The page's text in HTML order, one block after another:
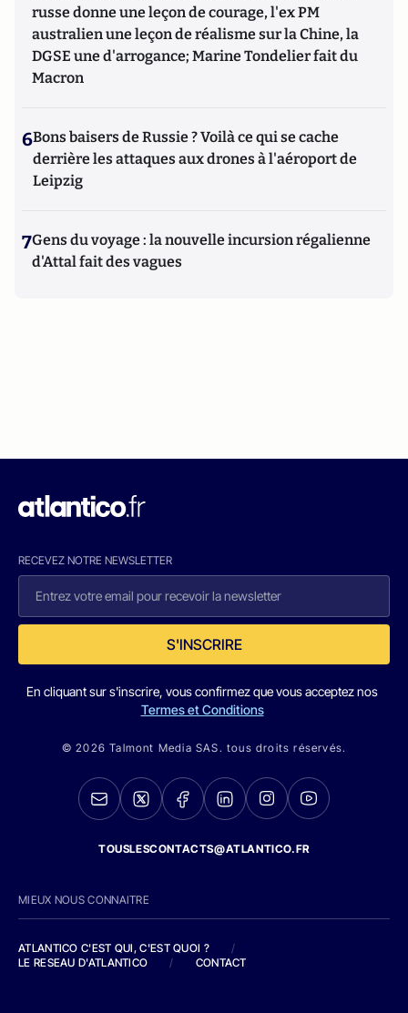
russe donne une leçon de courage, l'ex PM
australien une leçon de réalisme sur la Chine, la
DGSE une d'arrogance; Marine Tondelier fait du
Macron
6Bons baisers de Russie ? Voilà ce qui se cache
derrière les attaques aux drones à l'aéroport de
Leipzig
7Gens du voyage : la nouvelle incursion régalienne
d'Attal fait des vagues
RECEVEZ NOTRE NEWSLETTER
S'INSCRIRE
En cliquant sur s'inscrire, vous confirmez que vous acceptez nos
Termes et Conditions
© 2026 Talmont Media SAS. tous droits réservés.
TOUSLESCONTACTS@ATLANTICO.FR
MIEUX NOUS CONNAITRE
ATLANTICO C'EST QUI, C'EST QUOI ?
/
LE RESEAU D'ATLANTICO
/ CONTACT